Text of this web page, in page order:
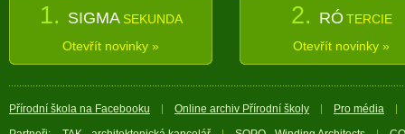
1. SIGMA SEKUNDA
Otevřít novinky »
2. RÓ TERCIE
Otevřít novinky »
Přírodní škola na Facebooku Online archiv Přírodní školy
Pro média